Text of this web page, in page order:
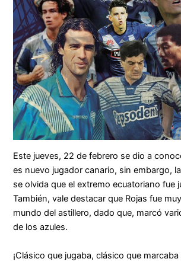
Este jueves, 22 de febrero se dio a
es nuevo jugador canario, sin embargo,
se olvida que el extremo ecuatoriano fue
También, vale destacar que Rojas fue
mundo del astillero, dado que, marcó
de los azules.
¡Clásico que jugaba, clásico que marcaba